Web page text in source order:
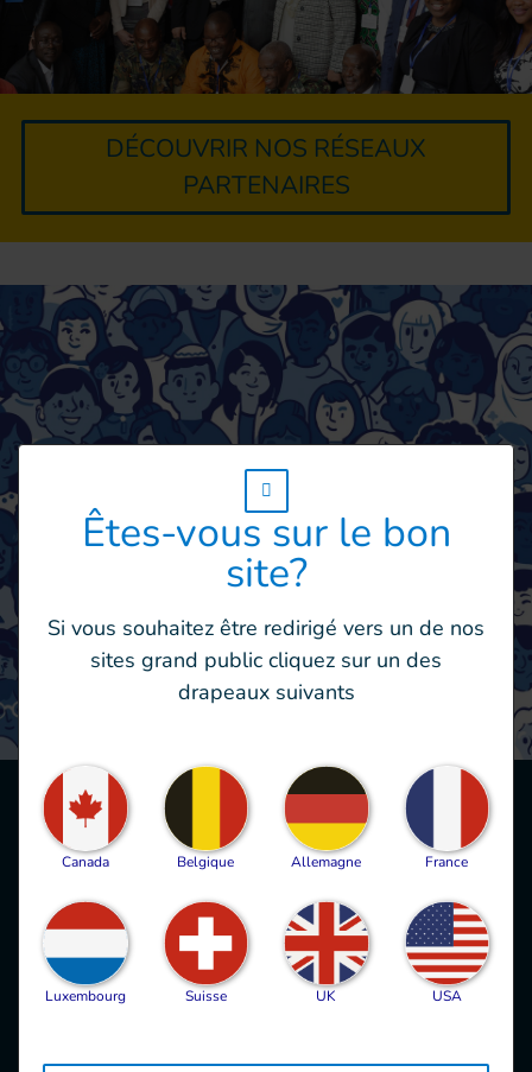
DÉCOUVRIR NOS RÉSEAUX
PARTENAIRES
Boîte à outils
Safeguarding pour
les partenaires de HI
Êtes-vous sur le bon
site?
Si vous souhaitez être redirigé vers un de nos
sites grand public cliquez sur un des
drapeaux suivants
Canada Belgique Allemagne France
Luxembourg Suisse UK USA